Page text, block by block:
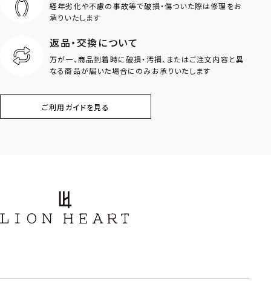
ロゴ
クラウン
スター
フラワー
経年劣化や不慮の事故等で破損・傷ついた際は修理をお
承りいたします
返品・交換について
万が一、商品到着時に破損・汚損、またはご注文内容と異
なる商品が届いた場合にのみお承りいたします
ご利用ガイドを見る